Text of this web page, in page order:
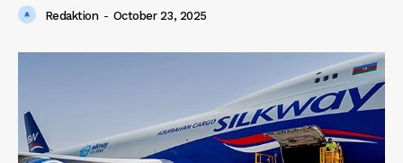
Redaktion - October 23, 2025